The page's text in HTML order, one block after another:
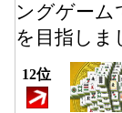
ングゲー
を目指しま
12位